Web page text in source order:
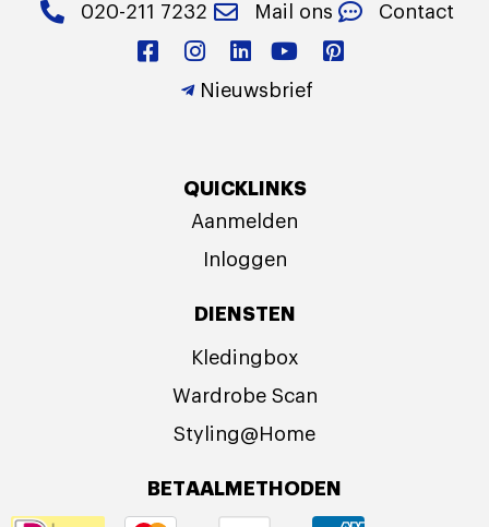
020-211 7232 Mail ons Contact
Nieuwsbrief
QUICKLINKS
Aanmelden
Inloggen
DIENSTEN
Kledingbox
Wardrobe Scan
Styling@Home
BETAALMETHODEN